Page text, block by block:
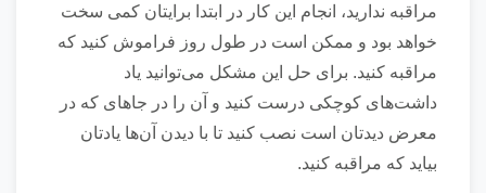
مراقبه ندارید، انجام این کار در ابتدا برایتان کمی سخت
خواهد بود و ممکن است در طول روز فراموش کنید که
مراقبه کنید. برای حل این مشکل می‌توانید یاد
داشت‌های کوچکی درست کنید و آن را در جا‌های که در
معرض دیدتان است نصب کنید تا با دیدن آن‌ها یادتان
بیاید که مراقبه کنید.